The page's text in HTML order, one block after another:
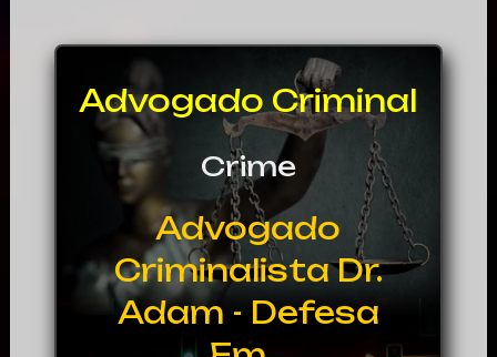
Advogado Criminal
Crime
Advogado
Criminalista Dr.
Adam - Defesa